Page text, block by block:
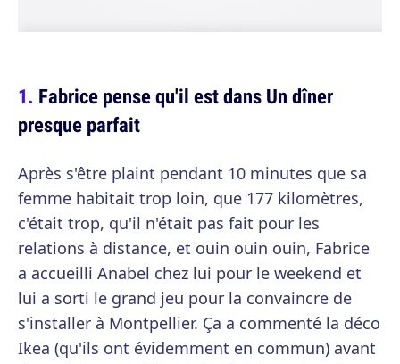
Fabrice pense qu'il est dans Un dîner
presque parfait
Après s'être plaint pendant 10 minutes que sa
femme habitait trop loin, que 177 kilomètres,
c'était trop, qu'il n'était pas fait pour les
relations à distance, et ouin ouin ouin, Fabrice
a accueilli Anabel chez lui pour le weekend et
lui a sorti le grand jeu pour la convaincre de
s'installer à Montpellier. Ça a commenté la déco
Ikea (qu'ils ont évidemment en commun) avant